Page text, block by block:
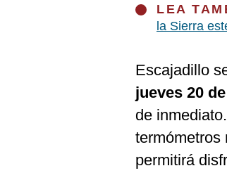
LEA
la Sierra
Escajadillo
jueves 20
de
termómetros
permitirá